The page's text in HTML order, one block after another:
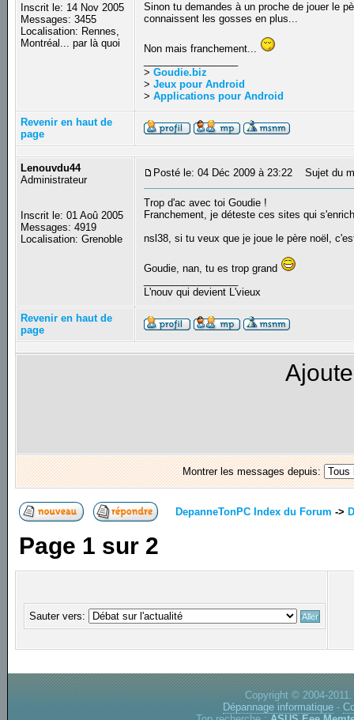
Inscrit le: 14 Nov 2005
Messages: 3455
Localisation: Rennes,
Montréal... par là quoi
Sinon tu demandes à un proche de jouer le
connaissent les gosses en plus...
Non mais franchement...
>Goudie.biz
>Jeux pour Android
>Applications pour Android
Revenir en haut de
page
Lenouvdu44
Administrateur
Inscrit le: 01 Aoû 2005
Messages: 4919
Localisation: Grenoble
Posté le: 04 Déc 2009 à 23:22 Sujet du
Trop d'ac avec toi Goudie !
Franchement, je déteste ces sites qui
nsl38, si tu veux que je joue le père noël,
Goudie, nan, tu es trop grand
L'nouv qui devient L'vieux
Revenir en haut de
page
Montrer les messages depuis:
DepanneTonPC Index du Forum ->
Page 1 sur 2
Sauter vers:
Copyright © 2004-
Dépannage informatique -